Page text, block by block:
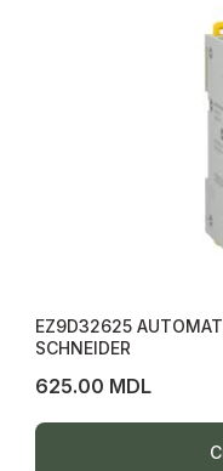
EZ9D32625
SCHNEIDER
625.00 MDL